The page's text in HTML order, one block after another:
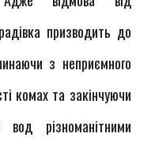
призводить до
з неприємного
комах та закінчуючи
вод різноманітними